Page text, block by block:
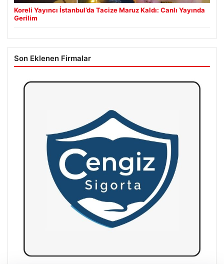
Koreli Yayıncı İstanbul’da Tacize Maruz Kaldı: Canlı Yayında
Gerilim
Son Eklenen Firmalar